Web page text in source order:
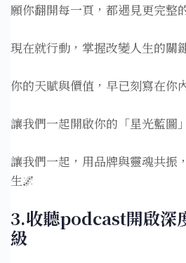
願你翻開每一頁，都遇見更完整
現在就行動，掌握改變人生的關
你的天賦與價值，早已刻寫在你
讓我們一起開啟你的「星光藍圖
讓我們一起，用品牌與靈魂共振
生🌌
3.收聽podcast開啟深
級